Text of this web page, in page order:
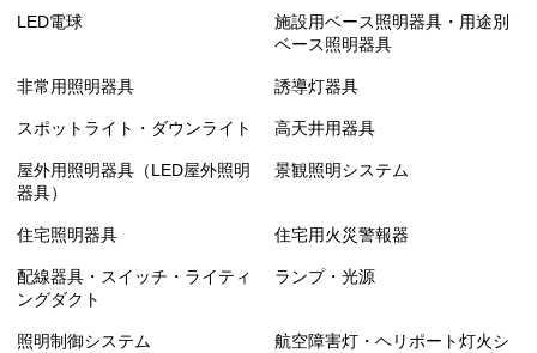
LED電球
施設用ベース照明器具・用途別
ベース照明器具
非常用照明器具 誘導灯器具
スポットライト・ダウンライト 高天井用器具
屋外用照明器具（LED屋外照明
器具）
景観照明システム
住宅照明器具 住宅用火災警報器
配線器具・スイッチ・ライティ
ングダクト
ランプ・光源
照明制御システム
航空障害灯・ヘリポート灯火シ